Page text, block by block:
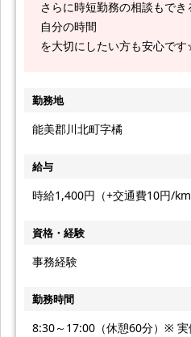
さらに時短勤務の相談もで
自分の時間
を大切にしたい方も安心で
勤務地
能美郡川北町字橘
給与
時給1,400円（+交通費10円/km
資格・経験
事務経験
勤務時間
8:30～17:00（休憩60分）※